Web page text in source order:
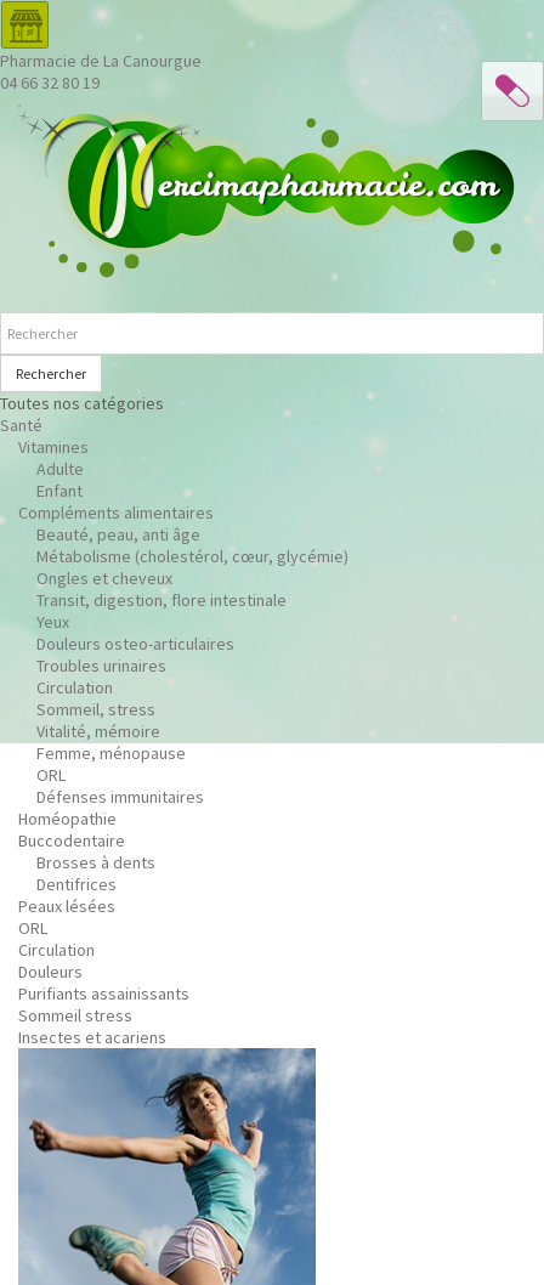
Pharmacie de La Canourgue
04 66 32 80 19
Rechercher
Toutes nos catégories
Santé
Vitamines
Adulte
Enfant
Compléments alimentaires
Beauté, peau, anti âge
Métabolisme (cholestérol, cœur, glycémie)
Ongles et cheveux
Transit, digestion, flore intestinale
Yeux
Douleurs osteo-articulaires
Troubles urinaires
Circulation
Sommeil, stress
Vitalité, mémoire
Femme, ménopause
ORL
Défenses immunitaires
Homéopathie
Buccodentaire
Brosses à dents
Dentifrices
Peaux lésées
ORL
Circulation
Douleurs
Purifiants assainissants
Sommeil stress
Insectes et acariens